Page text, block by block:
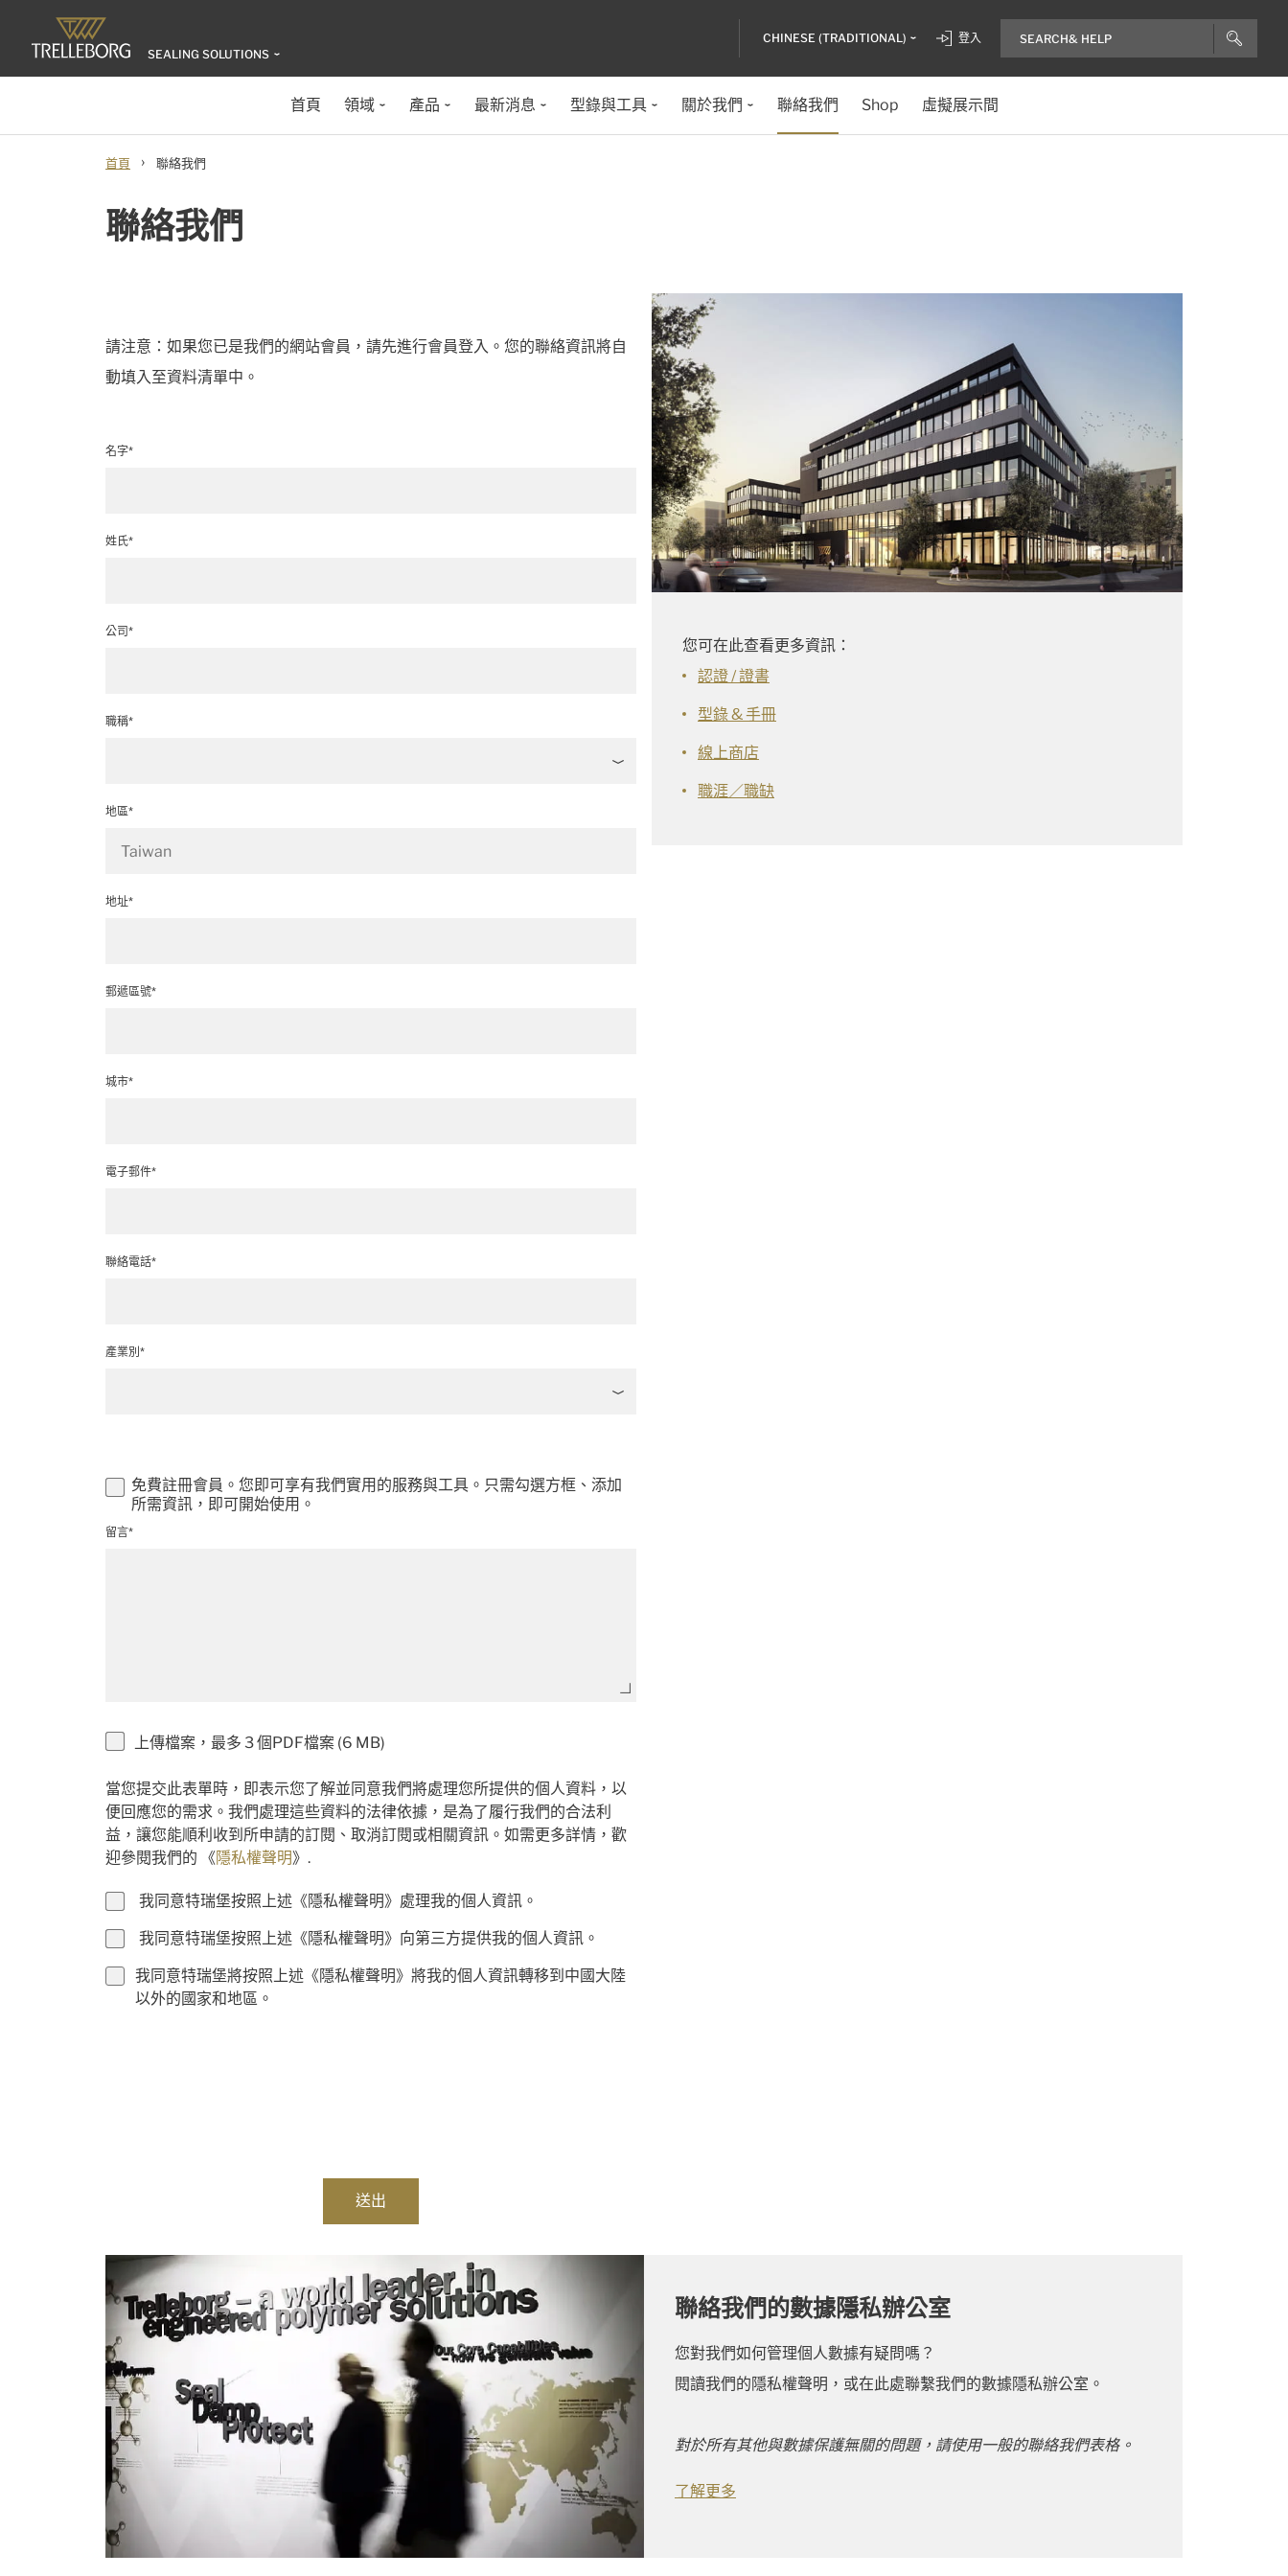
SEALING SOLUTIONS
CHINESE (TRADITIONAL) 登入
首頁 領域 產品 最新消息 型錄與工具 關於我們 聯絡我們 Shop 虛擬展示間
首頁 › 聯絡我們
聯絡我們
請注意：如果您已是我們的網站會員，請先進行會員登入。您的聯絡資訊將自
動填入至資料清單中。
名字*
姓氏*
公司*
職稱*
地區*
地址*
郵遞區號*
城市*
電子郵件*
聯絡電話*
產業別*
免費註冊會員。您即可享有我們實用的服務與工具。只需勾選方框、添加
所需資訊，即可開始使用。
留言*
上傳檔案，最多 3 個PDF檔案 (6 MB)
當您提交此表單時，即表示您了解並同意我們將處理您所提供的個人資料，以
便回應您的需求。我們處理這些資料的法律依據，是為了履行我們的合法利
益，讓您能順利收到所申請的訂閱、取消訂閱或相關資訊。如需更多詳情，歡
迎參閱我們的 《隱私權聲明》.
我同意特瑞堡按照上述《隱私權聲明》處理我的個人資訊。
我同意特瑞堡按照上述《隱私權聲明》向第三方提供我的個人資訊。
我同意特瑞堡將按照上述《隱私權聲明》將我的個人資訊轉移到中國大陸
以外的國家和地區。
您可在此查看更多資訊：
認證 / 證書
型錄 & 手冊
線上商店
職涯／職缺
聯絡我們的數據隱私辦公室
您對我們如何管理個人數據有疑問嗎？
閱讀我們的隱私權聲明，或在此處聯繫我們的數據隱私辦公室。
對於所有其他與數據保護無關的問題，請使用一般的聯絡我們表格。
了解更多